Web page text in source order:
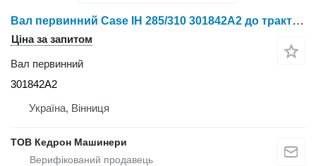
Вал первинний Case IH 285/310 301842A2 до трактора колісного
Ціна за запитом
Вал первинний
301842A2
Україна, Вінниця
ТОВ Кедрон Машинери